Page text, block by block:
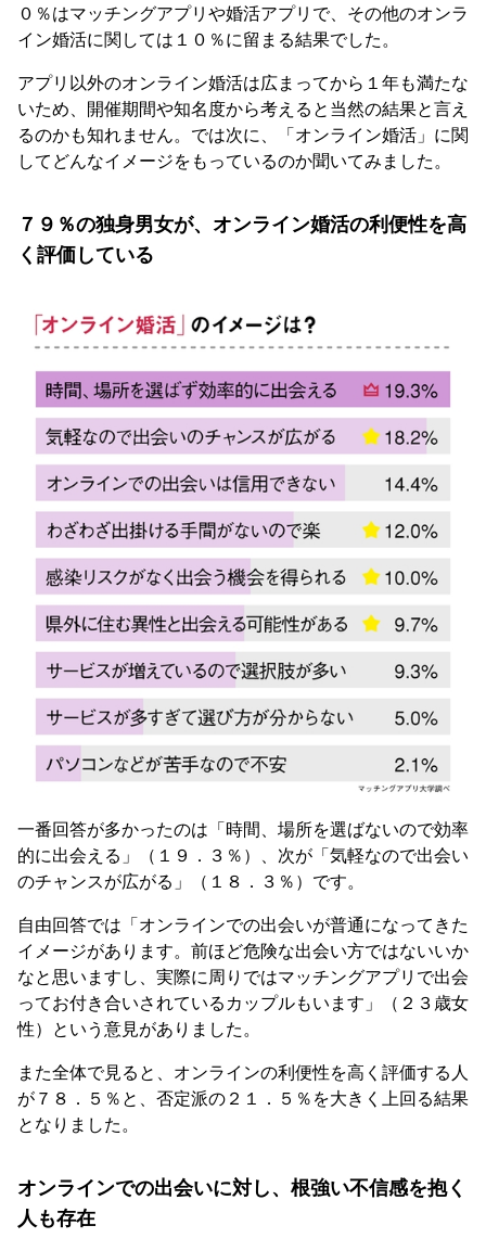
０％はマッチングアプリや婚活アプリで、その他のオンラ
イン婚活に関しては１０％に留まる結果でした。
アプリ以外のオンライン婚活は広まってから１年も満たな
いため、開催期間や知名度から考えると当然の結果と言え
るのかも知れません。では次に、「オンライン婚活」に関
してどんなイメージをもっているのか聞いてみました。
７９％の独身男女が、オンライン婚活の利便性を高
く評価している
一番回答が多かったのは「時間、場所を選ばないので効率
的に出会える」（１９．３％）、次が「気軽なので出会い
のチャンスが広がる」（１８．３％）です。
自由回答では「オンラインでの出会いが普通になってきた
イメージがあります。前ほど危険な出会い方ではないいか
なと思いますし、実際に周りではマッチングアプリで出会
ってお付き合いされているカップルもいます」（２３歳女
性）という意見がありました。
また全体で見ると、オンラインの利便性を高く評価する人
が７８．５％と、否定派の２１．５％を大きく上回る結果
となりました。
オンラインでの出会いに対し、根強い不信感を抱く
人も存在